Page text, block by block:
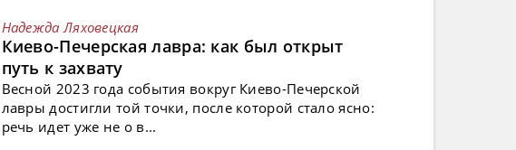
Надежда Ляховецкая
Киево-Печерская лавра: как был открыт
путь к захвату
Весной 2023 года события вокруг Киево-Печерской
лавры достигли той точки, после которой стало ясно:
речь идет уже не о в...